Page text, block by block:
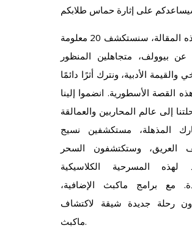
في هذه المقالة، سنستكشف 20 معلومة
بيوولف، متجاهلين المنظور
والقيمة الأدبية، ونترك أثرًا دائمًا
القصة الأسطورية. انضموا إلينا
إلى عالم المحاربين والعمالقة
المذهلة، مستكشفين نسيج
العريق، وستكتشفون السحر
لهذه المسرحية الكلاسيكية
مع برامج ماكبث الإضافية،
رحلة جديدة شيقة لاكتشاف
ماكبث.